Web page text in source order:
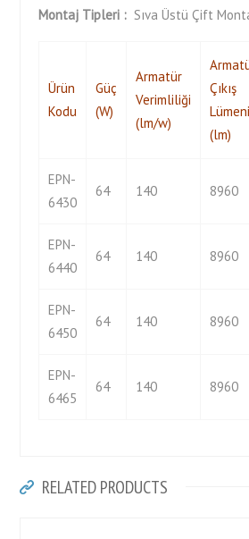
Montaj Tipleri : Sıva Üstü Çift
Ürün
Kodu
Güç
(W)
Armatür
Verimliliği
(lm/w)
Çıkış
Lümeni
(lm)
EPN-
6430
64 140 8960
EPN-
6440
64 140 8960
EPN-
6450
64 140 8960
EPN-
6465
64 140 8960
RELATED PRODUCTS